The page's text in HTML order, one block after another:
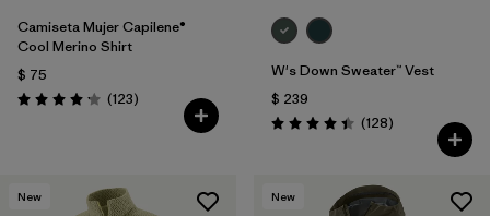
Camiseta Mujer Capilene®
Cool Merino Shirt
$ 75
Valoración: 4.2 / 5
(123Comentarios
)
W's Down Sweater™ Vest
$ 239
Valoración: 4.4 / 5
(128Comentarios
)
New New